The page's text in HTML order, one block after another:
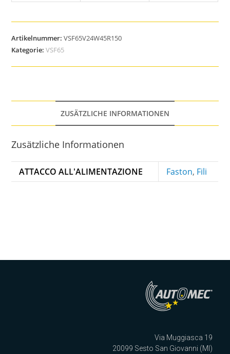
Artikelnummer:VSF65V24W45R150
Kategorie:VSF65
ZUSÄTZLICHE INFORMATIONEN
Zusätzliche Informationen
ATTACCO ALL'ALIMENTAZIONE Faston, Fili
Via Muggiasca 19
20099 Sesto San Giovanni (MI)